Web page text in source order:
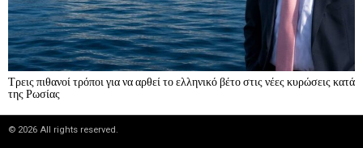
Τρεις πιθανοί τρόποι για να αρθεί το ελληνικό βέτο στις νέες κυρώσεις κατά
της Ρωσίας
© 2026 All rights reserved.